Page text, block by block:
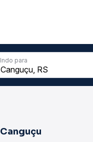
Indo para
Canguçu